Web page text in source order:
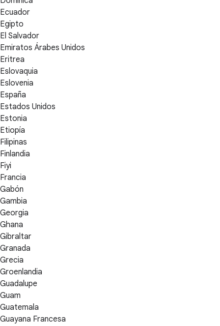
Ecuador
Egipto
El Salvador
Emiratos Árabes Unidos
Eritrea
Eslovaquia
Eslovenia
España
Estados Unidos
Estonia
Etiopía
Filipinas
Finlandia
Fiyi
Francia
Gabón
Gambia
Georgia
Ghana
Gibraltar
Granada
Grecia
Groenlandia
Guadalupe
Guam
Guatemala
Guayana Francesa